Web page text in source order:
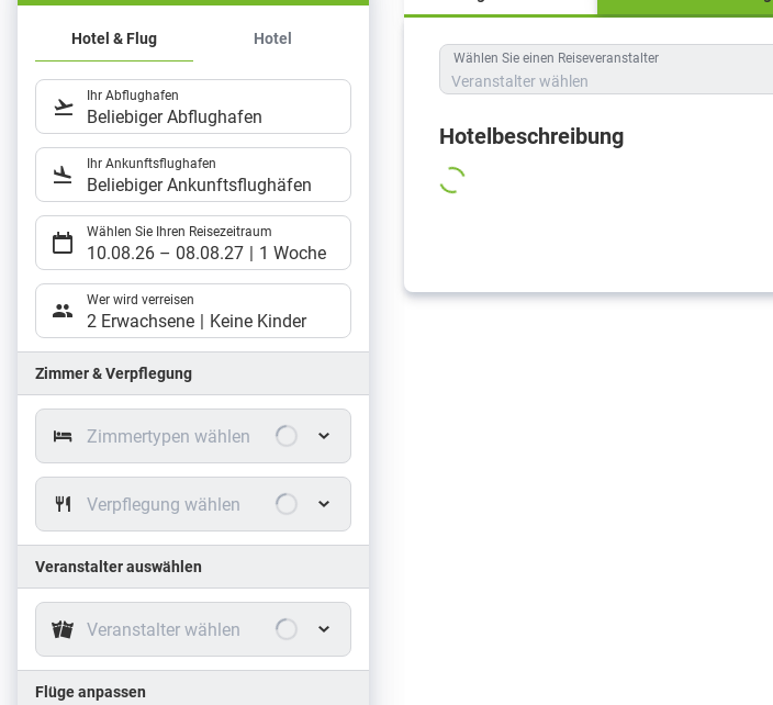
Hotel & Flug Hotel
Ihr Abflughafen
Beliebiger Abflughafen
Ihr Ankunftsflughafen
Beliebiger Ankunftsflughäfen
Wählen Sie Ihren Reisezeitraum
10.08.26 – 08.08.27 1 Woche
Wer wird verreisen
2 Erwachsene Keine Kinder
Zimmer & Verpflegung
Zimmertypen wählen
Verpflegung wählen
Veranstalter auswählen
Veranstalter wählen
Flüge anpassen
Hotelbeschreibung
Wählen Sie einen Reiseveranstalter
Veranstalter wählen
Hotelbeschreibung